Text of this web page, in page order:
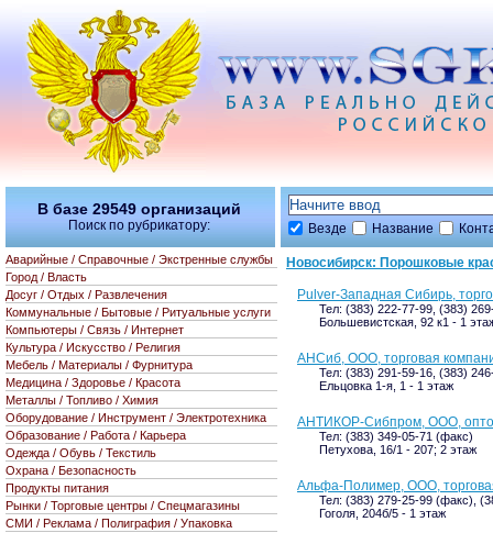
Везде Название
Новосибирск: Порошковые
Pulver-Западная Сибирь,
Тел: (383) 222-77-99, (383)
Большевистская, 92 к1 - 1
АНСиб, ООО, торговая
Тел: (383) 291-59-16, (383)
Ельцовка 1-я, 1 - 1 этаж
АНТИКОР-Сибпром, ООО,
Тел: (383) 349-05-71 (факс)
Петухова, 16/1 - 207; 2 этаж
Альфа-Полимер, ООО,
Тел: (383) 279-25-99 (факс),
Гоголя, 204б/5 - 1 этаж
В базе 29549 организаций
Поиск по рубрикатору:
Аварийные / Справочные / Экстренные службы
Город / Власть
Досуг / Отдых / Развлечения
Коммунальные / Бытовые / Ритуальные услуги
Компьютеры / Связь / Интернет
Культура / Искусство / Религия
Мебель / Материалы / Фурнитура
Медицина / Здоровье / Красота
Металлы / Топливо / Химия
Оборудование / Инструмент / Электротехника
Образование / Работа / Карьера
Одежда / Обувь / Текстиль
Охрана / Безопасность
Продукты питания
Рынки / Торговые центры / Спецмагазины
СМИ / Реклама / Полиграфия / Упаковка